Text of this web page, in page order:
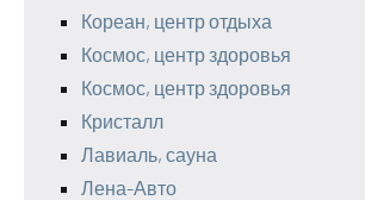
Кореан, центр отдыха
Космос, центр здоровья
Космос, центр здоровья
Кристалл
Лавиаль, сауна
Лена-Авто